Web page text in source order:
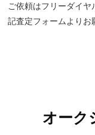
ご依頼はフリーダイ
記査定フォームよりお
オーク